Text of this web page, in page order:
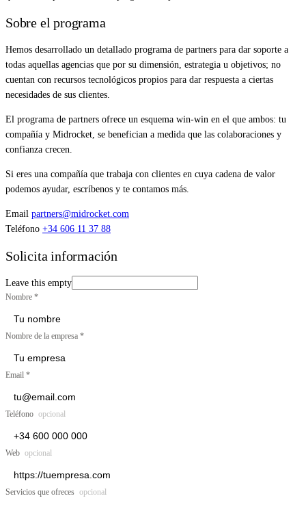
Sobre el programa
Hemos desarrollado un detallado programa de partners para dar soporte a
todas aquellas agencias que por su dimensión, estrategia u objetivos; no
cuentan con recursos tecnológicos propios para dar respuesta a ciertas
necesidades de sus clientes.
El programa de partners ofrece un esquema win-win en el que ambos: tu
compañía y Midrocket, se benefician a medida que las colaboraciones y
confianza crecen.
Si eres una compañía que trabaja con clientes en cuya cadena de valor
podemos ayudar, escríbenos y te contamos más.
Email partners@midrocket.com
Teléfono +34 606 11 37 88
Solicita información
Leave this empty
Nombre *
Nombre de la empresa *
Email *
Teléfono opcional
Web opcional
Servicios que ofreces opcional